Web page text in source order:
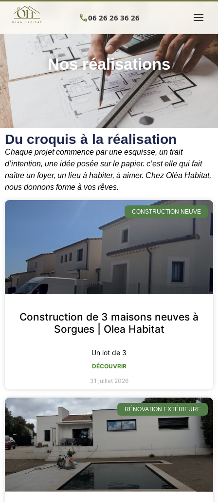
call06 26 26 36 26 menu
Nos réalisations
Du croquis à la réalisation
Chaque projet commence par une esquisse, un trait
d’intention, une idée posée sur le papier. c’est elle qui fait
naître un foyer, un lieu à habiter, à aimer. Chez Oléa Habitat,
nous donnons forme à vos rêves.
CONSTRUCTION NEUVE
Construction de 3 maisons neuves à
Sorgues | Olea Habitat
Un lot de 3
DÉCOUVRIR
31 juillet 2026
RÉNOVATION EXTÉRIEURE